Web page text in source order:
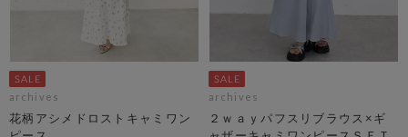
archives
花柄アシメドロストキャミワン
archives
２ｗａｙパフスリブラウス×ギ